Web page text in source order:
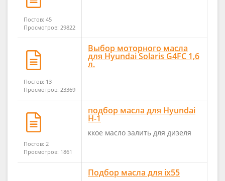
Постов: 45
Просмотров: 29822
Постов: 13
Просмотров: 23369
Выбор моторного масла
для Hyundai Solaris G4FC 1,6
л.
Постов: 2
Просмотров: 1861
подбор масла для Hyundai
H-1
ккое масло залить для дизеля
Подбор масла для ix55